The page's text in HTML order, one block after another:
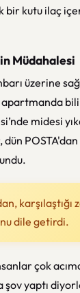
bir kutu ilaç
Müdahalesi
üzerine
apartmanda
midesi
karşılaştığı
dile getirdi.
çok
şov yaptı